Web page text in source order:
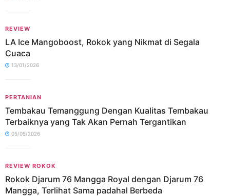
REVIEW
LA Ice Mangoboost, Rokok yang Nikmat di Segala
Cuaca
13/01/2026
PERTANIAN
Tembakau Temanggung Dengan Kualitas Tembakau
Terbaiknya yang Tak Akan Pernah Tergantikan
05/05/2026
REVIEW ROKOK
Rokok Djarum 76 Mangga Royal dengan Djarum 76
Mangga, Terlihat Sama padahal Berbeda